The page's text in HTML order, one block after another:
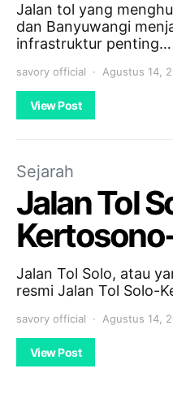
Jalan tol yang
dan Banyuwangi
infrastruktur penting…
savory official Agustus 14,
View Post
Sejarah
Jalan Tol
Jalan Tol Solo, atau
resmi Jalan Tol Solo-
savory official Agustus 14,
View Post